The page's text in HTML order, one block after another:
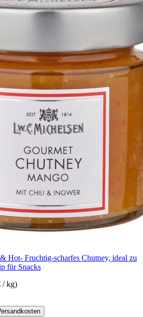
Hot- Fruchtig-scharfes Chutney, ideal zu
für Snacks
/ kg)